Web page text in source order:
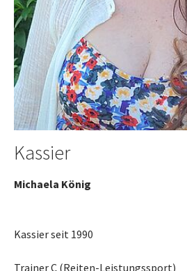
Kassier
Michaela König
Kassier seit 1990
Trainer C (Reiten-Leistungssport)